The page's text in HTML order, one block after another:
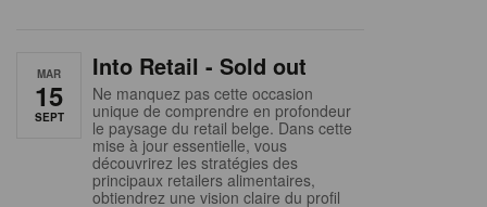
MAR
15
SEPT
Into Retail - Sold out
Ne manquez pas cette occasion
unique de comprendre en profondeur
le paysage du retail belge. Dans cette
mise à jour essentielle, vous
découvrirez les stratégies des
principaux retailers alimentaires,
obtiendrez une vision claire du profil